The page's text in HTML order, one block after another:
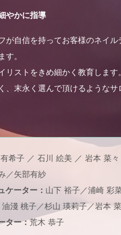
やかに指導
が自信を持ってお客様のネイル
。
リストをきめ細かく教育します。
、末永く選んで頂けるようなサ
希子 ／ 石川 絵美 ／ 岩本 菜
／矢部有紗⁣
ケーター： 山下 裕子／浦崎 彩
淺 桃子／杉山 瑛莉子／岩本
ター：荒木 恭子